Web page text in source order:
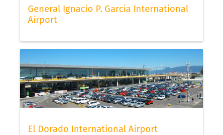
General Ignacio P. Garcia International
Airport
El Dorado International Airport